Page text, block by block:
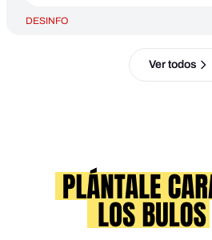
DESINFO
Ver todos